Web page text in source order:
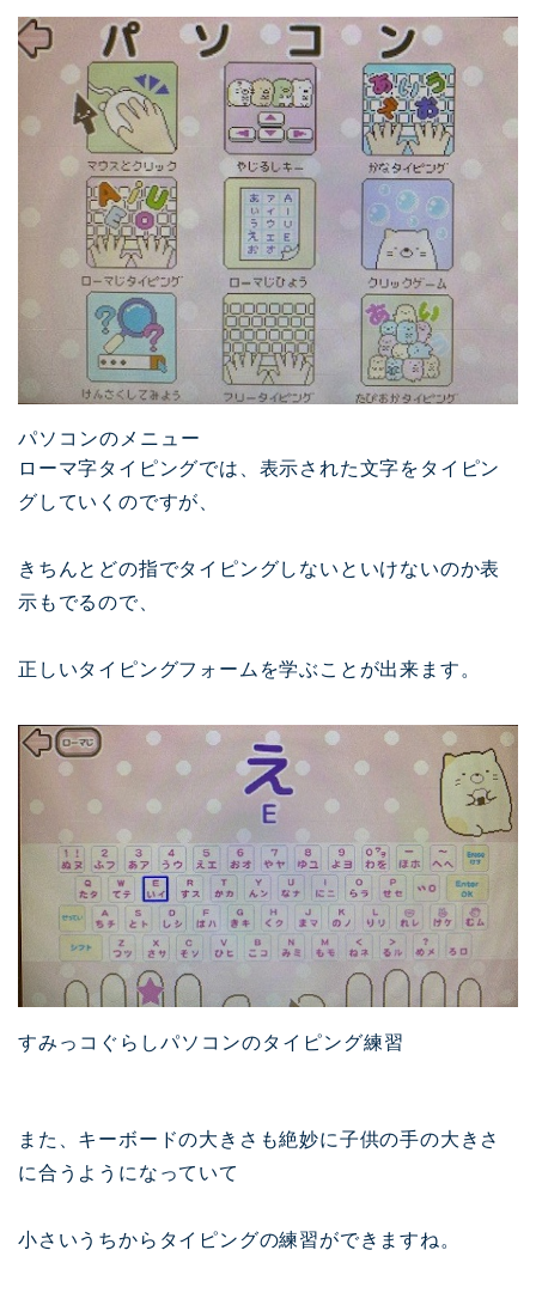
パソコンのメニュー
ローマ字タイピングでは、表示された文字をタイピン
グしていくのですが、
きちんとどの指でタイピングしないといけないのか表
示もでるので、
正しいタイピングフォームを学ぶことが出来ます。
すみっコぐらしパソコンのタイピング練習
また、キーボードの大きさも絶妙に子供の手の大きさ
に合うようになっていて
小さいうちからタイピングの練習ができますね。